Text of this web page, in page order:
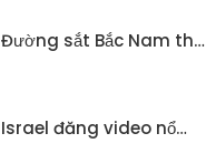
Đường sắt Bắc Nam th…
Israel đăng video nổ…